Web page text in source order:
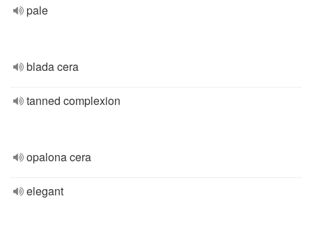
pale
blada cera
tanned complexion
opalona cera
elegant